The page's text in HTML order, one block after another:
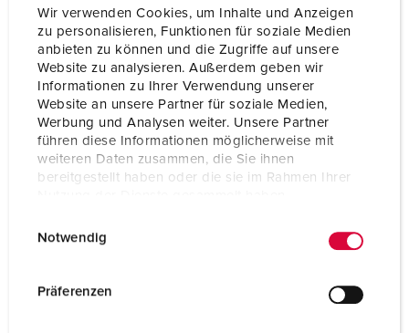
Wir verwenden Cookies, um Inhalte und Anzeigen
zu personalisieren, Funktionen für soziale Medien
anbieten zu können und die Zugriffe auf unsere
Website zu analysieren. Außerdem geben wir
Informationen zu Ihrer Verwendung unserer
Website an unsere Partner für soziale Medien,
Werbung und Analysen weiter. Unsere Partner
führen diese Informationen möglicherweise mit
weiteren Daten zusammen, die Sie ihnen
bereitgestellt haben oder die sie im Rahmen Ihrer
Notwendig
Präferenzen